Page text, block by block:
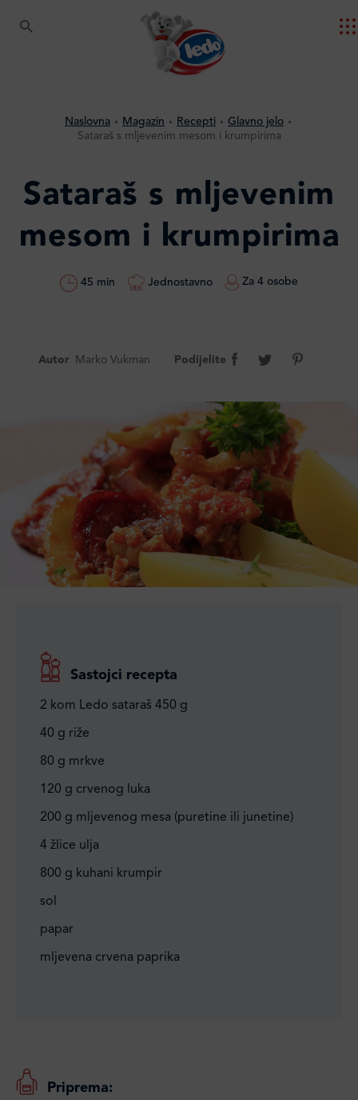
Naslovna Magazin Recepti
Glavno jelo
Sataraš s mljevenim mesom i krumpirima
Sataraš s mljevenim
mesom i krumpirima
45 min Jednostavno Za 4 osobe
Autor Marko Vukman Podijelite
Sastojci recepta
2 kom Ledo sataraš 450 g
40 g riže
80 g mrkve
120 g crvenog luka
200 g mljevenog mesa (puretine ili junetine)
4 žlice ulja
800 g kuhani krumpir
sol
papar
mljevena crvena paprika
Priprema: